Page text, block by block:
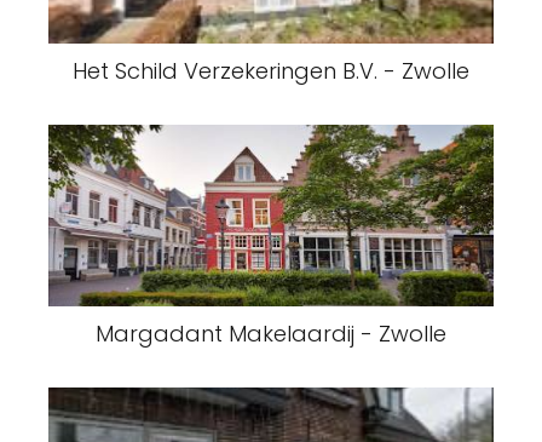
Het Schild Verzekeringen B.V. - Zwolle
Margadant Makelaardij - Zwolle